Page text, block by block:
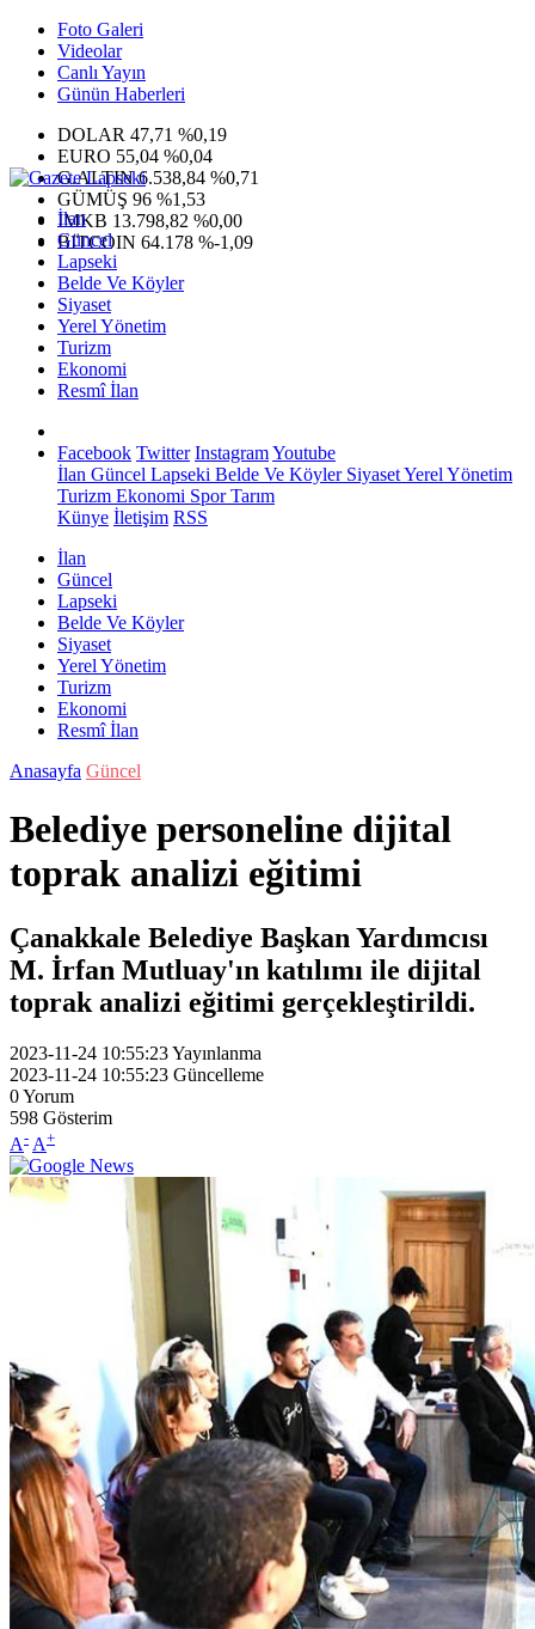
Foto Galeri
Videolar
Canlı Yayın
Günün Haberleri
DOLAR 47,71 %0,19
EURO 55,04 %0,04
G.ALTIN6.538,84 %0,71
GÜMÜŞ 96 %1,53
IMKB 13.798,82 %0,00
BITCOIN 64.178 %-1,09
İlan
Güncel
Lapseki
Belde Ve Köyler
Siyaset
Yerel Yönetim
Turizm
Ekonomi
Resmî İlan
Facebook Twitter InstagramYoutube
İlan Güncel Lapseki Belde Ve KöylerSiyasetYerel Yönetim
Turizm Ekonomi SporTarım
Künye İletişim RSS
İlan
Güncel
Lapseki
Belde Ve Köyler
Siyaset
Yerel Yönetim
Turizm
Ekonomi
Resmî İlan
Anasayfa Güncel
Belediye personeline dijital
toprak analizi eğitimi
Çanakkale Belediye Başkan Yardımcısı
M. İrfan Mutluay'ın katılımı ile dijital
toprak analizi eğitimi gerçekleştirildi.
2023-11-24 10:55:23Yayınlanma
2023-11-24 10:55:23 Güncelleme
0Yorum
598 Gösterim
A- A+